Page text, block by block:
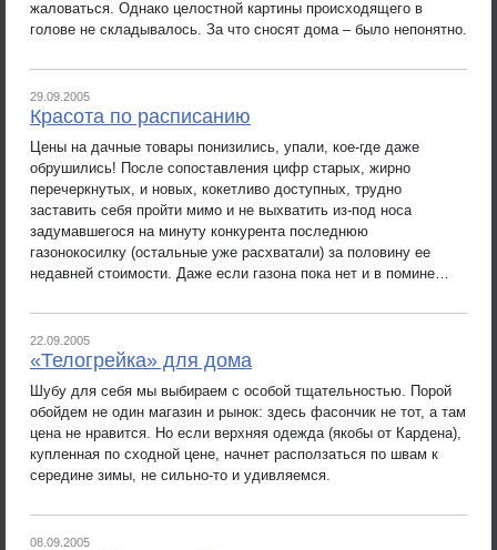
жаловаться. Однако целостной картины происходящего в
голове не складывалось. За что сносят дома – было непонятно.
29.09.2005
Красота по расписанию
Цены на дачные товары понизились, упали, кое-где даже
обрушились! После сопоставления цифр старых, жирно
перечеркнутых, и новых, кокетливо доступных, трудно
заставить себя пройти мимо и не выхватить из-под носа
задумавшегося на минуту конкурента последнюю
газонокосилку (остальные уже расхватали) за половину ее
недавней стоимости. Даже если газона пока нет и в помине…
22.09.2005
«Телогрейка» для дома
Шубу для себя мы выбираем с особой тщательностью. Порой
обойдем не один магазин и рынок: здесь фасончик не тот, а там
цена не нравится. Но если верхняя одежда (якобы от Кардена),
купленная по сходной цене, начнет расползаться по швам к
середине зимы, не сильно-то и удивляемся.
08.09.2005